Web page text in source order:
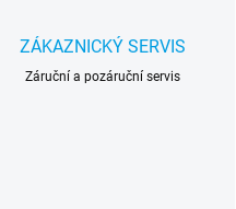
ZÁKAZNICKÝ SERVIS
Záruční a pozáruční servis